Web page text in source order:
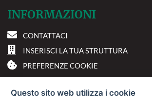
INFORMAZIONI
CONTATTACI
INSERISCI LA TUA STRUTTURA
PREFERENZE COOKIE
DOVE SIAMO
Questo sito web utilizza i cookie